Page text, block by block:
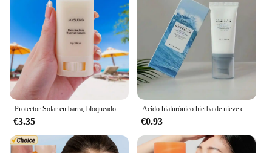
Protector Solar en barra, bloqueador Solar mate, hidratante, no graso, SPF50 +, Protector UV, crema blanqueadora, producto coreano
€3.35
Ácido hialurónico hierba de nieve crema protectora sensible al agua Madagascar Centella Hyalu Cica suero solar resistente al agua SPF50 PA
€0.93